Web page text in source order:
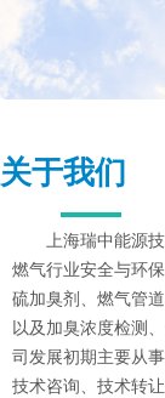
上海瑞中能源技
燃气行业安全与环
硫加臭剂、燃气管
以及加臭浓度检测
司发展初期主要从
技术咨询、技术转
关于我们